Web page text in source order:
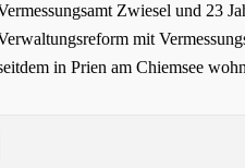
Zwiesel und 23
mit
in Prien am Chiemsee